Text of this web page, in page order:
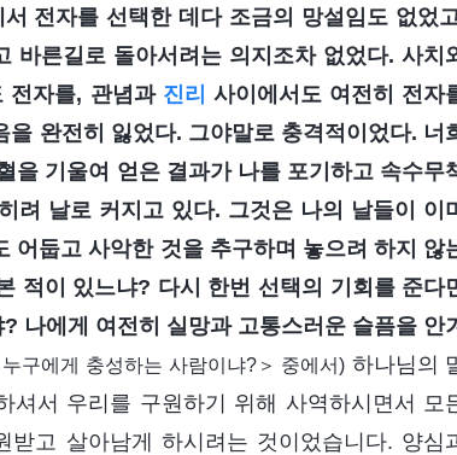
전자를 선택한 데다 조금의 망설임도 없었
바른길로 돌아서려는 의지조차 없었다. 사치
전자를, 관념과 진리 사이에서도 여전히 전자
완전히 잃었다. 그야말로 충격적이었다. 너
을 기울여 얻은 결과가 나를 포기하고 속수무
려 날로 커지고 있다. 그것은 나의 날들이 이미
어둡고 사악한 것을 추구하며 놓으려 하지 않
적이 있느냐? 다시 한번 선택의 기회를 준다
나에게 여전히 실망과 고통스러운 슬픔을 안
구에게 충성하는 사람이냐?＞ 중에서) 하나님의
셔서 우리를 구원하기 위해 사역하시면서 모
고 살아남게 하시려는 것이었습니다. 양심